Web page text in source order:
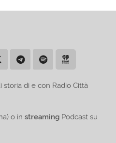
di e con Radio Città
o instreaming Podcast su